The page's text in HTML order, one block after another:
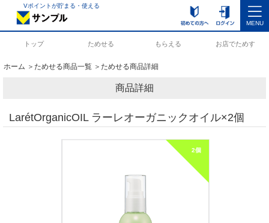
Vポイントが貯まる・使える
MENU
トップ ためせる もらえる お店でためす
ホーム ＞ためせる商品一覧 ＞ためせる商品詳細
商品詳細
LarétOrganicOIL ラーレオーガニックオイル×2個
2個